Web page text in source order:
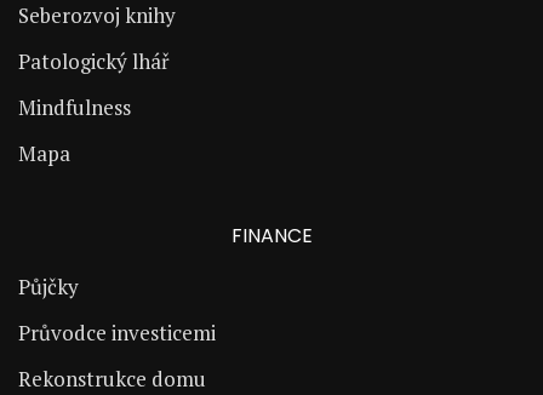
Seberozvoj knihy
Patologický lhář
Mindfulness
Mapa
FINANCE
Půjčky
Průvodce investicemi
Rekonstrukce domu